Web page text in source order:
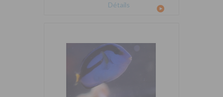
Détails